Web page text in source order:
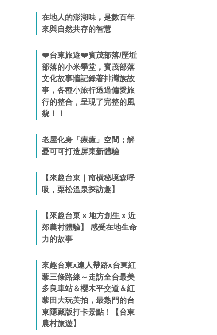
在地人的澎湖味，是數百年
來與自然共存的智慧
❤️台東旅遊❤️賓茂部落/歷坵
部落的小米學堂，賓茂部落
文化故事牆記錄著排灣族故
事，各種小旅行透過偏愛旅
行的整合，呈現了完整的風
貌！！
老屋化身「療癒」空間；解
憂可可打造屏東新體驗
【來趣台東｜南橫秘境森呼
吸，栗松溫泉探訪趣】
【來趣台東 x 地方創生 x 近
郊農村體驗】 感受在地生命
力的故事
來趣台東x達人帶路x台東紅
藜三條路線～走訪全台最美
多良車站＆櫻木平交道＆紅
藜田大玩美拍，最熱門的台
東隱藏版打卡景點！【台東
農村旅遊】